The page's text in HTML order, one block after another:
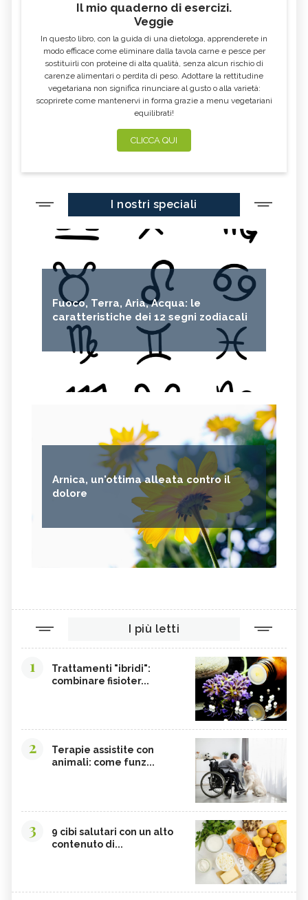
Il mio quaderno di esercizi.
Veggie
In questo libro, con la guida di una dietologa, apprenderete in
modo efficace come eliminare dalla tavola carne e pesce per
sostituirli con proteine di alta qualità, senza alcun rischio di
carenze alimentari o perdita di peso. Adottare la rettitudine
vegetariana non significa rinunciare al gusto o alla varietà:
scoprirete come mantenervi in forma grazie a menu vegetariani
equilibrati!
CLICCA QUI
I nostri speciali
Fuoco, Terra, Aria, Acqua: le
caratteristiche dei 12 segni zodiacali
Arnica, un'ottima alleata contro il
dolore
I più letti
1
Trattamenti "ibridi":
combinare fisioter...
2
Terapie assistite con
animali: come funz...
3
9 cibi salutari con un alto
contenuto di...